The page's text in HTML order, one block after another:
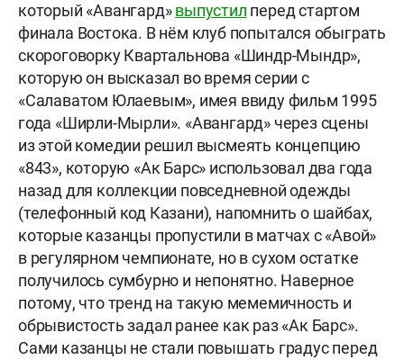
который «Авангард»выпустил перед стартом
финала Востока. В нём клуб попытался обыграть
скороговорку Квартальнова «Шиндр-Мындр»,
которую он высказал во время серии с
«Салаватом Юлаевым», имея ввиду фильм 1995
года «Ширли-Мырли». «Авангард» через сцены
из этой комедии решил высмеять концепцию
«843», которую «Ак Барс» использовал два года
назад для коллекции повседневной одежды
(телефонный код Казани), напомнить о шайбах,
которые казанцы пропустили в матчах с «Авой»
в регулярном чемпионате, но в сухом остатке
получилось сумбурно и непонятно. Наверное
потому, что тренд на такую мемемичность и
обрывистость задал ранее как раз «Ак Барс».
Сами казанцы не стали повышать градус перед